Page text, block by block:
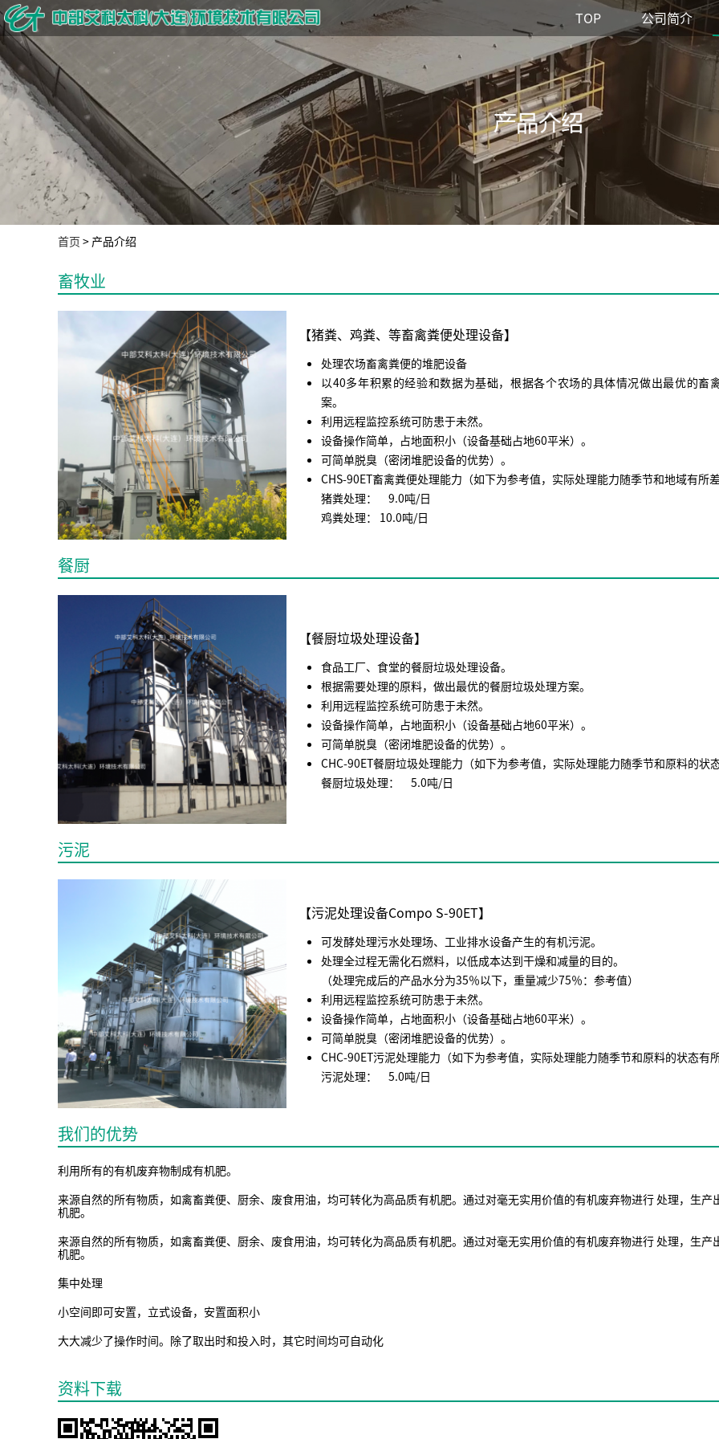
TOP 公司简介
首页 > 产品介绍
畜牧业
【猪粪、鸡粪、等畜禽粪便处理设备】
处理农场畜禽粪便的堆肥设备
以40多年积累的经验和数据为基础，根据各个农场的具体情况做出最优的畜
案。
利用远程监控系统可防患于未然。
设备操作简单，占地面积小（设备基础占地60平米）。
可简单脱臭（密闭堆肥设备的优势）。
CHS-90ET畜禽粪便处理能力（如下为参考值，实际处理能力随季节和地域有所差
猪粪处理： 9.0吨/日
鸡粪处理： 10.0吨/日
餐厨
【餐厨垃圾处理设备】
食品工厂、食堂的餐厨垃圾处理设备。
根据需要处理的原料，做出最优的餐厨垃圾处理方案。
利用远程监控系统可防患于未然。
设备操作简单，占地面积小（设备基础占地60平米）。
可简单脱臭（密闭堆肥设备的优势）。
CHC-90ET餐厨垃圾处理能力（如下为参考值，实际处理能力随季节和原料的状
餐厨垃圾处理： 5.0吨/日
污泥
【污泥处理设备Compo S-90ET】
可发酵处理污水处理场、工业排水设备产生的有机污泥。
处理全过程无需化石燃料，以低成本达到干燥和减量的目的。
（处理完成后的产品水分为35％以下，重量减少75％：参考值）
利用远程监控系统可防患于未然。
设备操作简单，占地面积小（设备基础占地60平米）。
可简单脱臭（密闭堆肥设备的优势）。
CHC-90ET污泥处理能力（如下为参考值，实际处理能力随季节和原料的状态有所
污泥处理： 5.0吨/日
我们的优势
利用所有的有机废弃物制成有机肥。
来源自然的所有物质，如禽畜粪便、厨余、废食用油，均可转化为高品质有机肥。通过对毫无实用价值的有机废弃物进行 处理，生产
机肥。
来源自然的所有物质，如禽畜粪便、厨余、废食用油，均可转化为高品质有机肥。通过对毫无实用价值的有机废弃物进行 处理，生产
机肥。
集中处理
小空间即可安置，立式设备，安置面积小
大大减少了操作时间。除了取出时和投入时，其它时间均可自动化
资料下载